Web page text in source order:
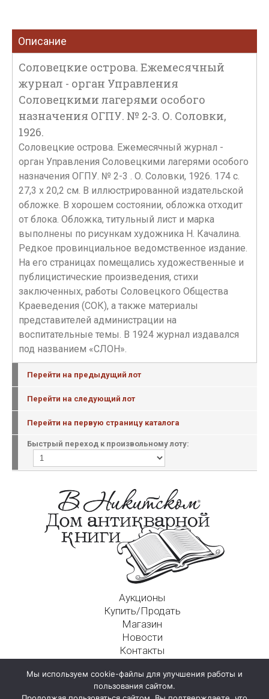
Описание
Соловецкие острова. Ежемесячный
журнал - орган Управления
Соловецкими лагерями особого
назначения ОГПУ. № 2-3. О. Соловки,
1926.
Соловецкие острова. Ежемесячный журнал -
орган Управления Соловецкими лагерями особого
назначения ОГПУ. № 2-3 . О. Соловки, 1926. 174 с.
27,3 х 20,2 см. В иллюстрированной издательской
обложке. В хорошем состоянии, обложка отходит
от блока. Обложка, титульный лист и марка
выполнены по рисункам художника Н. Качалина.
Редкое провинциальное ведомственное издание.
На его страницах помещались художественные и
публицистические произведения, стихи
заключенных, работы Соловецкого Общества
Краеведения (СОК), а также материалы
представителей администрации на
воспитательные темы. В 1924 журнал издавался
под названием «СЛОН».
Перейти на предыдущий лот
Перейти на следующий лот
Перейти на первую страницу каталога
Быстрый переход к произвольному лоту:
Аукционы
Купить/Продать
Магазин
Новости
Контакты
125009, г. Москва, Никитский пер., д. 4а, стр. 1
Мы используем cookie-файлы для улучшения работы и
пользования сайтом.